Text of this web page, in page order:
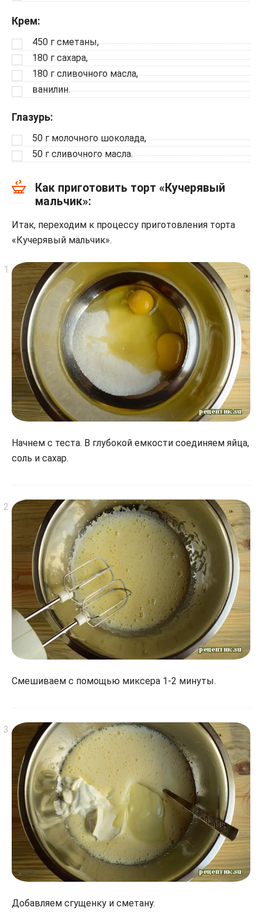
Крем:
450 г сметаны,
180 г сахара,
180 г сливочного масла,
ванилин.
Глазурь:
50 г молочного шоколада,
50 г сливочного масла.
Как приготовить торт «Кучерявый
мальчик»:
Итак, переходим к процессу приготовления торта
«Кучерявый мальчик».
Начнем с теста. В глубокой емкости соединяем яйца,
соль и сахар.
Смешиваем с помощью миксера 1-2 минуты.
Добавляем сгущенку и сметану.